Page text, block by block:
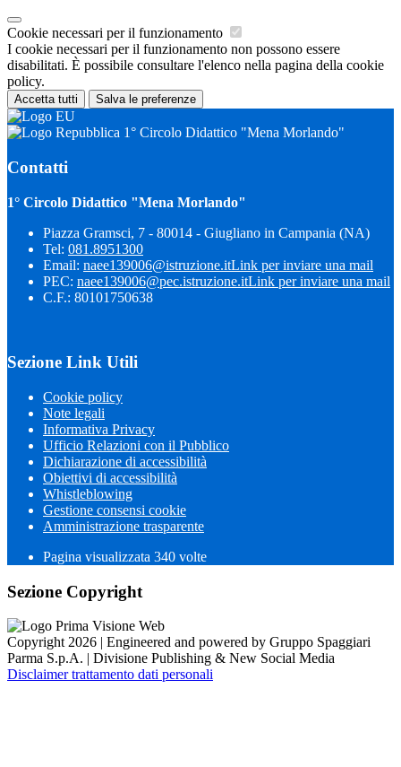
Cookie necessari per il funzionamento
I cookie necessari per il funzionamento non possono essere
disabilitati. È possibile consultare l'elenco nella pagina della cookie
policy.
Accetta tutti Salva le preferenze
1° Circolo Didattico "Mena Morlando"
Contatti
1° Circolo Didattico "Mena Morlando"
Piazza Gramsci, 7 - 80014 - Giugliano in Campania (NA)
Tel: 081.8951300
Email: naee139006@istruzione.itLink per inviare una mail
PEC: naee139006@pec.istruzione.itLink per inviare una mail
C.F.: 80101750638
Sezione Link Utili
Cookie policy
Note legali
Informativa Privacy
Ufficio Relazioni con il Pubblico
Dichiarazione di accessibilità
Obiettivi di accessibilità
Whistleblowing
Gestione consensi cookie
Amministrazione trasparente
Pagina visualizzata 340 volte
Sezione Copyright
Copyright 2026 | Engineered and powered by Gruppo Spaggiari
Parma S.p.A. | Divisione Publishing & New Social Media
Disclaimer trattamento dati personali